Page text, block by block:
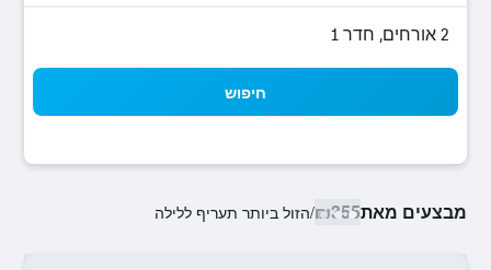
2 אורחים, חדר 1
חיפוש
מבצעים מאת₪355
/הזול ביותר תעריף ללילה